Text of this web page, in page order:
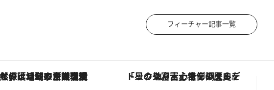
フィーチャー記事一覧
「星のや富士」でデジタルデトックス。冨士信仰の歴史を辿り、心身を調える。 ヴァシュロン・コンスタンタン「オーヴァーシーズ・オートマティック」。旅愛好家のお気に入りコレクションから、ジェンダーレスな新作が登場